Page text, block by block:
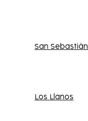
San Sebastián
Los Llanos